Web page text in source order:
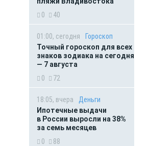
0
40
01:00, сегодня
Гороскоп
Точный гороскоп для всех
знаков зодиака на сегодня
— 7 августа
0
72
18:05, вчера
Деньги
Ипотечные выдачи
в России выросли на 38%
за семь месяцев
0
88